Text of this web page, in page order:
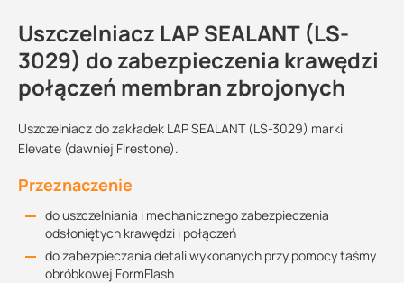
Uszczelniacz LAP SEALANT (LS-
3029) do zabezpieczenia krawędzi
połączeń membran zbrojonych
Uszczelniacz do zakładek LAP SEALANT (LS-3029) marki
Elevate (dawniej Firestone).
Przeznaczenie
do uszczelniania i mechanicznego zabezpieczenia
odsłoniętych krawędzi i połączeń
do zabezpieczania detali wykonanych przy pomocy taśmy
obróbkowej FormFlash